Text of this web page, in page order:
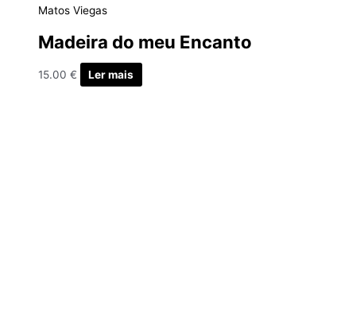
Matos Viegas
Madeira do meu Encanto
15.00 € Ler mais